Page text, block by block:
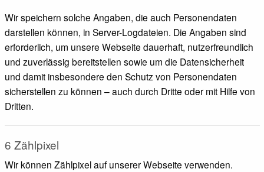
Wir speichern solche Angaben, die auch Personendaten
darstellen können, in Server-Logdateien. Die Angaben sind
erforderlich, um unsere Webseite dauerhaft, nutzerfreundlich
und zuverlässig bereitstellen sowie um die Datensicherheit
und damit insbesondere den Schutz von Personendaten
sicherstellen zu können – auch durch Dritte oder mit Hilfe von
Dritten.
6 Zählpixel
Wir können Zählpixel auf unserer Webseite verwenden.